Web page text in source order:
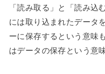
「読み取る」と「読み込
には取り込まれたデータ
ーに保存するという意味
はデータの保存という意